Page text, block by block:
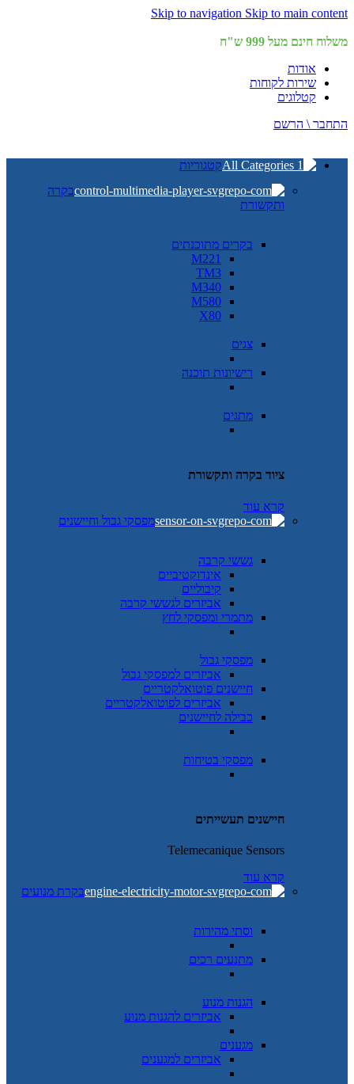
Skip to navigation Skip to main content
משלוח חינם מעל 999 ש"ח
אודות
שירות לקוחות
קטלוגים
התחבר \ הרשם
קטגוריות
בקרה
ותקשורת
בקרים מתוכנתים
M221
TM3
M340
M580
X80
צגים
רישיונות תוכנה
מתגים
ציוד בקרה ותקשורת
קרא עוד
מפסקי גבול וחיישנים
גששי קרבה
אינדוקטיביים
קיבוליים
אביזרים לגששי קרבה
מתמרי ומפסקי לחץ
מפסקי גבול
אביזרים למפסקי גבול
חיישנים פוטואלקטריים
אביזרים לפוטואלקטריים
כבילה לחיישנים
מפסקי בטיחות
חיישנים תעשייתים
Telemecanique Sensors
קרא עוד
בקרת מנועים
וסתי מהירות
מתנעים רכים
הגנות מנוע
אביזרים להגנות מנוע
מגענים
אביזרים למגענים